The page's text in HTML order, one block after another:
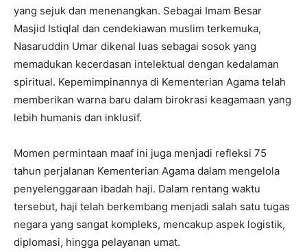
yang sejuk dan menenangkan. Sebagai Imam Besar
Masjid Istiqlal dan cendekiawan muslim terkemuka,
Nasaruddin Umar dikenal luas sebagai sosok yang
memadukan kecerdasan intelektual dengan kedalaman
spiritual. Kepemimpinannya di Kementerian Agama telah
memberikan warna baru dalam birokrasi keagamaan yang
lebih humanis dan inklusif.
Momen permintaan maaf ini juga menjadi refleksi 75
tahun perjalanan Kementerian Agama dalam mengelola
penyelenggaraan ibadah haji. Dalam rentang waktu
tersebut, haji telah berkembang menjadi salah satu tugas
negara yang sangat kompleks, mencakup aspek logistik,
diplomasi, hingga pelayanan umat.